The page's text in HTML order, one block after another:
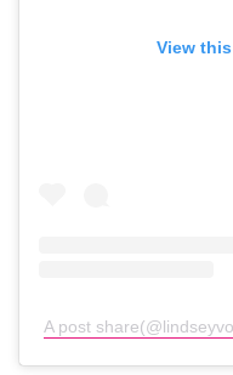
View
A post